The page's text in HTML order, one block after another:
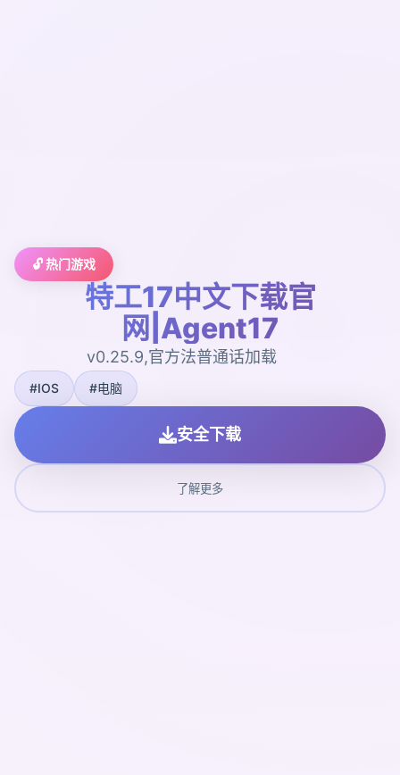
🔓 热门游戏
特工17中文下载官
网|Agent17
v0.25.9,官方法普通话加载
#IOS #电脑
安全下载
了解更多